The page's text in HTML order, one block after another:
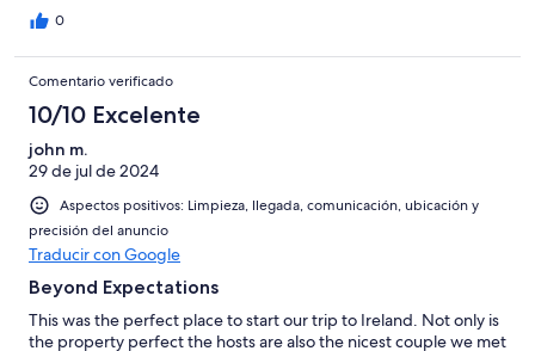
0
Comentario verificado
10/10 Excelente
john m.
29 de jul de 2024
Aspectos positivos: Limpieza, llegada, comunicación, ubicación y
precisión del anuncio
Traducir con Google
Beyond Expectations
This was the perfect place to start our trip to Ireland. Not only is
the property perfect the hosts are also the nicest couple we met